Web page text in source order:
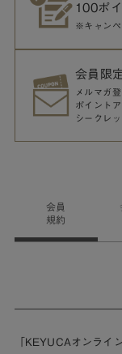
100ポ
※キャンペ
会員限
メルマガ
ポイント
シークレ
会員
規約
「KEYUCAオンライ